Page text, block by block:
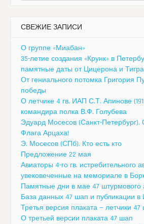
СВЕЖИЕ ЗАПИСИ
О группе «Миабан»
35-летие создания «Крунк» в
памятные даты от Цицерона и
От гениального потомка Григория
победы
О летчике 4 гв. ИАП С.Т. Апинове
командира полка В.Ф. Голубева
Эдуард Мосесов (Санкт-Петербург).
Флага Арцаха!
Э. Мосесов (СПб). Кто есть кто
Предложение 22 мая
Авиаторы 4-го гв. истребительного
увековеченные на мемориале в
Памятные дни в мае 47 штурмового
База данных 47 шап и публикации в
Третья версия плаката — летчики 47
О третьей версии плаката 47 шап